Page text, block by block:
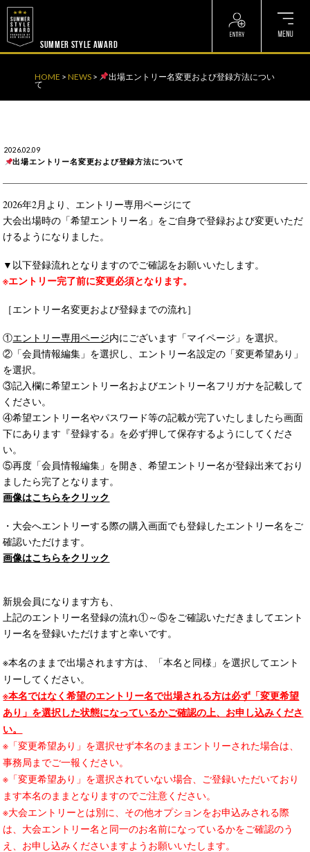
SUMMER STYLE AWARD
HOME > NEWS >
出場エントリー名変更および登録方法につい
て
2026.02.09
出場エントリー名変更および登録方法について
2026年2月より、エントリー専用ページにて
大会出場時の「希望エントリー名」をご自身で登録および変更いただ
けるようになりました。
▼以下登録流れとなりますのでご確認をお願いいたします。
※エントリー完了前に変更必須となります。
［エントリー名変更および登録までの流れ］
①エントリー専用ページ内にございます「マイページ」を選択。
②「会員情報編集」を選択し、エントリー名設定の「変更希望あり」
を選択。
③記入欄に希望エントリー名およびエントリー名フリガナを記載して
ください。
④希望エントリー名やパスワード等の記載が完了いたしましたら画面
下にあります『登録する』を必ず押して保存するようにしてくださ
い。
⑤再度「会員情報編集」を開き、希望エントリー名が登録出来ており
ましたら完了となります。
画像はこちらをクリック
・大会へエントリーする際の購入画面でも登録したエントリー名をご
確認いただけます。
画像はこちらをクリック
新規会員になります方も、
上記のエントリー名登録の流れ①～⑤をご確認いただきましてエント
リー名を登録いただけますと幸いです。
※本名のままで出場されます方は、「本名と同様」を選択してエント
リーしてください。
※本名ではなく希望のエントリー名で出場される方は必ず「変更希望
あり」を選択した状態になっているかご確認の上、お申し込みくださ
い。
※「変更希望あり」を選択せず本名のままエントリーされた場合は、
事務局までご一報ください。
※「変更希望あり」を選択されていない場合、ご登録いただいており
ます本名のままとなりますのでご注意ください。
※大会エントリーとは別に、その他オプションをお申込みされる際
は、大会エントリー名と同一のお名前になっているかをご確認のう
え、お申し込みくださいますようお願いいたします。